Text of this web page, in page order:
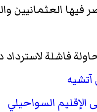
فيها العثمانيين
فاشلة لاسترداد
آتشيه
الإقليم السواحيلي